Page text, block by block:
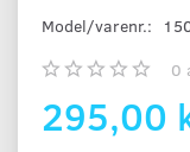
Model/varenr.:
0
295,00